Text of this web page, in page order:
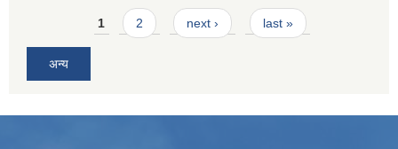
Pages1 2 next › last »
अन्य